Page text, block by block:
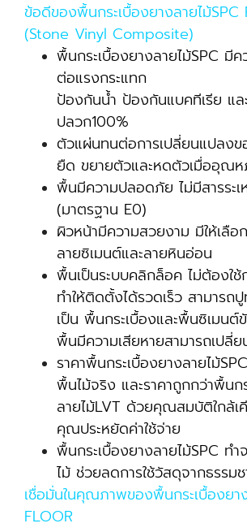
ข้อดีของพื้นกระเบื้องยางลายไม้SPC
(Stone Vinyl Composite)
พื้นกระเบื้องยางลายไม้SPC มี
ต่อแรงกระแทก
ป้องกันน้ำ ป้องกันแบคทีเรีย แ
ปลวก100%
ตัวแผ่นทนต่อการเปลี่ยนแปลง
ยืด ขยายตัวและหดตัวเมื่ออุณ
พื้นมีความปลอดภัย ไม่มีสารระ
(มาตรฐาน E0)
ผิวหน้ามีความสวยงาม มีให้เลือ
ลายซิเมนต์และลายหินอ่อน
พื้นเป็นระบบคลิกล็อค ไม่ต้องใช้
ทำให้ติดตั้งได้รวดเร็ว สามาร
เป็น พื้นกระเบื้องและพื้นซิเมน
พื้นมีความเสียหายสามารถเปลี่ย
ราคาพื้นกระเบื้องยางลายไม้
พื้นไม้จริง และราคาถูกกว่าพื้นก
ลายไม้LVT ด้วยคุณสมบัติใกล้เ
คุณประหยัดค่าใช้จ่าย
พื้นกระเบื้องยางลายไม้SPC ท
ไม้ ช่วยลดการใช้วัสดุจากธรรม
เชื่อมั่นในคุณภาพของพื้นกระเบื้องย
FLOOR